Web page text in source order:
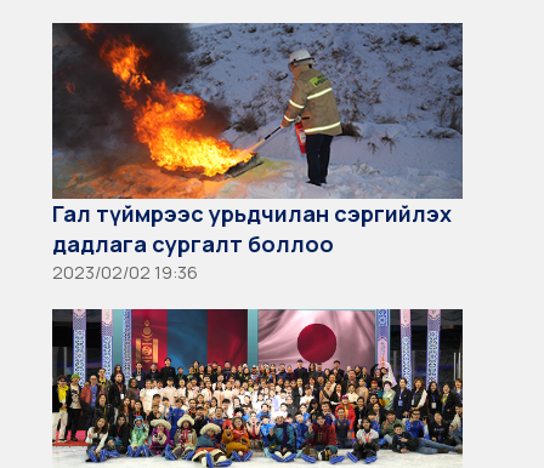
Гал түймрээс урьдчилан сэргийлэх
дадлага сургалт боллоо
2023/02/02 19:36